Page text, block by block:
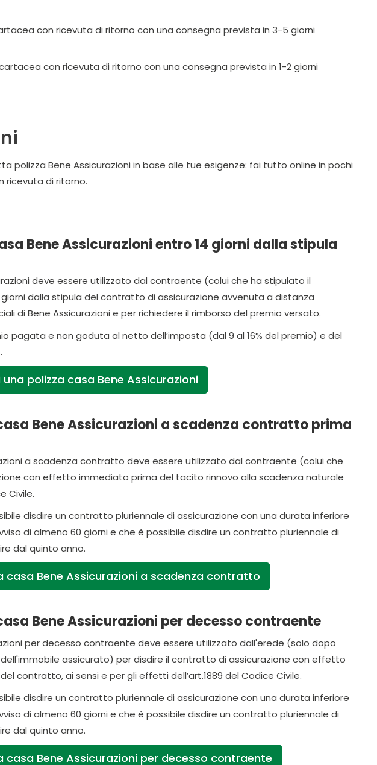
con ricevuta di ritorno con una consegna prevista in 3-5 giorni
con ricevuta di ritorno con una consegna prevista in 1-2 giorni
polizza Bene Assicurazioni in base alle tue esigenze: fai tutto online in pochi
ricevuta di ritorno.
Bene Assicurazioni entro 14 giorni dalla stipula
deve essere utilizzato dal contraente (colui che ha stipulato il
dalla stipula del contratto di assicurazione avvenuta a distanza
di Bene Assicurazioni e per richiedere il rimborso del premio versato.
pagata e non goduta al netto dell’imposta (dal 9 al 16% del premio) e del
polizza casa Bene Assicurazioni
Bene Assicurazioni a scadenza contratto prima
a scadenza contratto deve essere utilizzato dal contraente (colui che
con effetto immediato prima del tacito rinnovo alla scadenza naturale
Civile.
disdire un contratto pluriennale di assicurazione con una durata inferiore
di almeno 60 giorni e che è possibile disdire un contratto pluriennale di
dal quinto anno.
casa Bene Assicurazioni a scadenza contratto
Bene Assicurazioni per decesso contraente
per decesso contraente deve essere utilizzato dall'erede (solo dopo
assicurato) per disdire il contratto di assicurazione con effetto
contratto, ai sensi e per gli effetti dell’art.1889 del Codice Civile.
disdire un contratto pluriennale di assicurazione con una durata inferiore
di almeno 60 giorni e che è possibile disdire un contratto pluriennale di
dal quinto anno.
casa Bene Assicurazioni per decesso contraente